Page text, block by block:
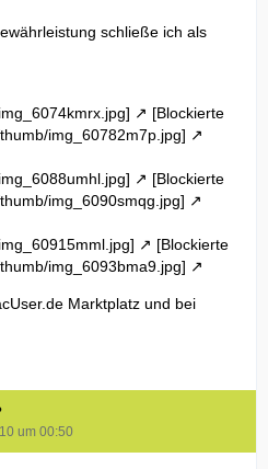
schließe ich als
[Blockierte
img_60782m7p.jpg]
[Blockierte
img_6090smqg.jpg]
[Blockierte
img_6093bma9.jpg]
Marktplatz und bei
um 00:50